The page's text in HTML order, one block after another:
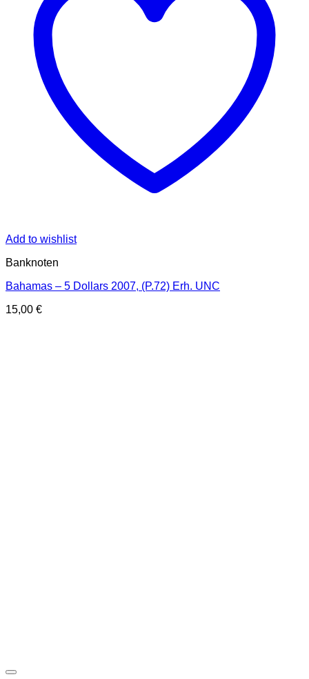
Add to wishlist
Banknoten
Bahamas – 5 Dollars 2007, (P.72) Erh. UNC
15,00 €